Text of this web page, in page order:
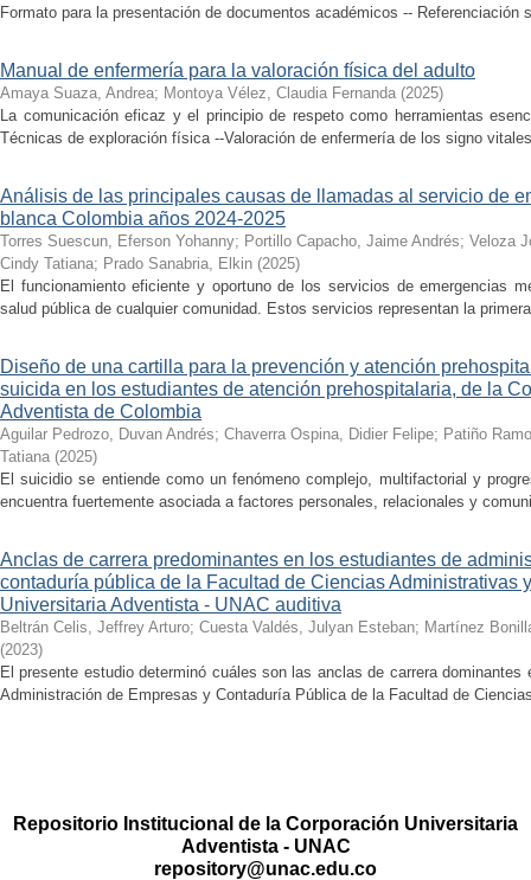
Formato para la presentación de documentos académicos -- Referenciación
Manual de enfermería para la valoración física del adulto
Amaya Suaza, Andrea; Montoya Vélez, Claudia Fernanda (2025)
La comunicación eficaz y el principio de respeto como herramientas
Técnicas de exploración física --Valoración de enfermería de los signo
Análisis de las principales causas de llamadas al servicio de
blanca Colombia años 2024-2025
Torres Suescun, Eferson Yohanny; Portillo Capacho, Jaime Andrés; Veloza
Cindy Tatiana; Prado Sanabria, Elkin (2025)
El funcionamiento eficiente y oportuno de los servicios de emergencias
salud pública de cualquier comunidad. Estos servicios representan la
Diseño de una cartilla para la prevención y atención
suicida en los estudiantes de atención prehospitalaria, de la
Adventista de Colombia
Aguilar Pedrozo, Duvan Andrés; Chaverra Ospina, Didier Felipe; Patiño
Tatiana (2025)
El suicidio se entiende como un fenómeno complejo, multifactorial y
encuentra fuertemente asociada a factores personales, relacionales y
Anclas de carrera predominantes en los estudiantes de
contaduría pública de la Facultad de Ciencias Administrativas
Universitaria Adventista - UNAC auditiva
Beltrán Celis, Jeffrey Arturo; Cuesta Valdés, Julyan Esteban; Martínez
(2023)
El presente estudio determinó cuáles son las anclas de carrera
Administración de Empresas y Contaduría Pública de la Facultad de
Repositorio Institucional de la Corporación Universitaria
Adventista - UNAC
repository@unac.edu.co